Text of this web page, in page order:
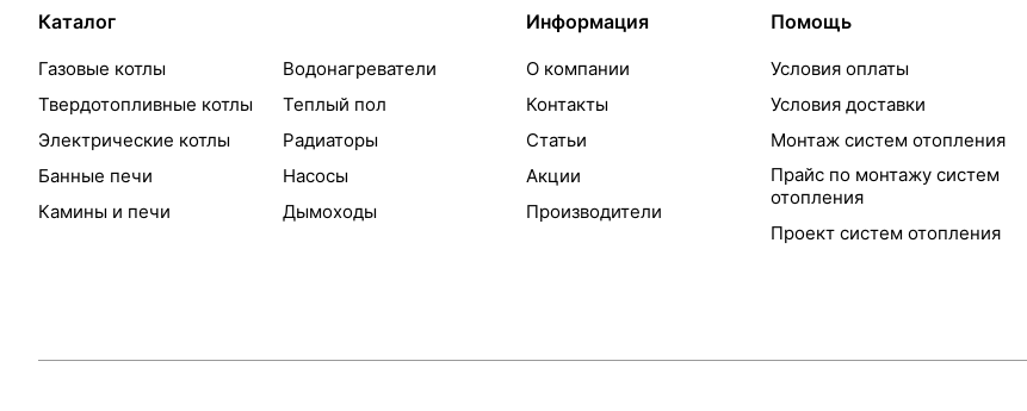
Каталог
Газовые котлы
Твердотопливные котлы
Электрические котлы
Банные печи
Камины и печи
Водонагреватели
Теплый пол
Радиаторы
Насосы
Дымоходы
Информация
О компании
Контакты
Статьи
Акции
Производители
Помощь
Условия оплаты
Условия доставки
Монтаж систем отопления
Прайс по монтажу систем
отопления
Проект систем отопления